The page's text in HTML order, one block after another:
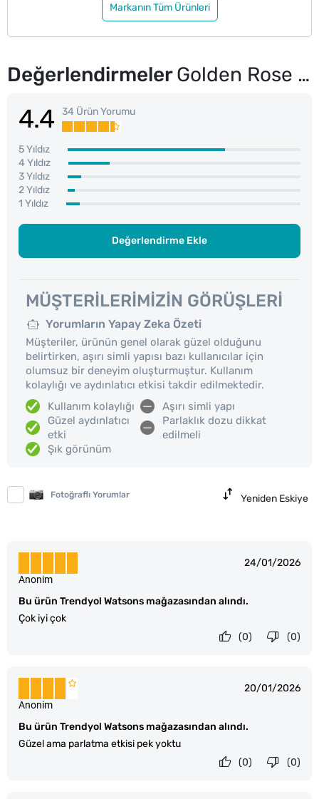
Markanın Tüm Ürünleri
DeğerlendirmelerGolden Rose Likit Glow Illuminator Tinted Prime & Highlight
4.4 34 Ürün Yorumu
5 Yıldız
4 Yıldız
3 Yıldız
2 Yıldız
1 Yıldız
Değerlendirme Ekle
MÜŞTERILERIMIZIN GÖRÜŞLERI
Yorumların Yapay Zeka Özeti
Müşteriler, ürünün genel olarak güzel olduğunu
belirtirken, aşırı simli yapısı bazı kullanıcılar için
olumsuz bir deneyim oluşturmuştur. Kullanım
kolaylığı ve aydınlatıcı etkisi takdir edilmektedir.
Kullanım kolaylığı
Güzel aydınlatıcı
etki
Şık görünüm
Aşırı simli yapı
Parlaklık dozu dikkat
edilmeli
Fotoğraflı Yorumlar Yeniden Eskiye
24/01/2026
Bu ürün Trendyol Watsons mağazasından alındı.
Çok iyi çok
Anonim
(0)
(0)
20/01/2026
Bu ürün Trendyol Watsons mağazasından alındı.
Güzel ama parlatma etkisi pek yoktu
Anonim
(0)
(0)